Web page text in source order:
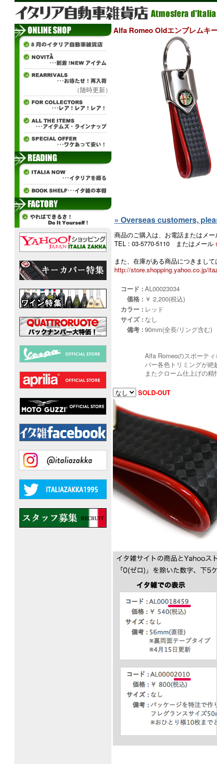
（随時更新）
Alfa Romeo Oldエンブレムキ
» Overseas customers,
商品のご購入は、お電話またはメ
TEL : 03-5770-5110 またはメール
また、在庫がある商品につきまし
http://store.shopping.yahoo.co.jp/
コード : AL00023034
価格 : ￥ 2,200(税込)
カラー : レッド
サイズ : なし
備考 : 90mm(全長/リング含む)
Alfa Romeoのスポーテ
バー各色トリミングが
またクローム仕上げの
SOLD-OUT